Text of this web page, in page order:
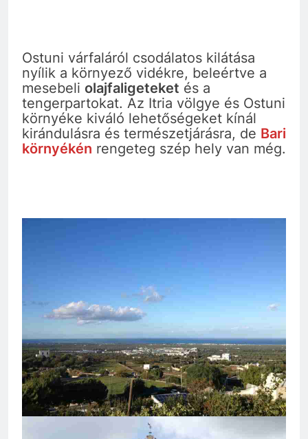
Ostuni várfaláról csodálatos kilátása
nyílik a környező vidékre, beleértve a
mesebeli olajfaligeteket és a
tengerpartokat. Az Itria völgye és Ostuni
környéke kiváló lehetőségeket kínál
kirándulásra és természetjárásra, de Bari
környékén rengeteg szép hely van még.